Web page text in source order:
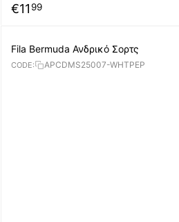
€11 99
Fila Bermuda Ανδρικό Σορτς
CODE: APCDMS25007-WHTPEP